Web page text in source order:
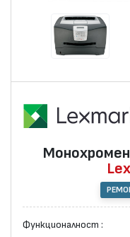
Функционалност :